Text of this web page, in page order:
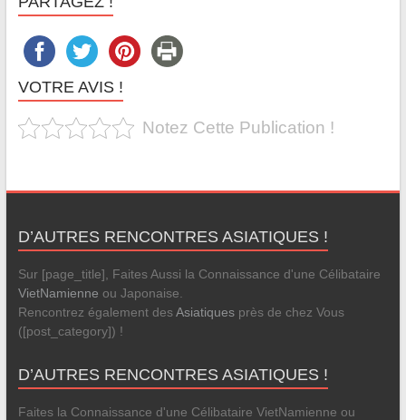
VOTRE AVIS !
Notez Cette Publication !
D’AUTRES RENCONTRES ASIATIQUES !
Sur [page_title], Faites Aussi la Connaissance d'une Célibataire
VietNamienne ou Japonaise.
Rencontrez également desAsiatiquesprès de chez Vous
([post_category]) !
D’AUTRES RENCONTRES ASIATIQUES !
Faites la Connaissance d'une Célibataire VietNamienne ou